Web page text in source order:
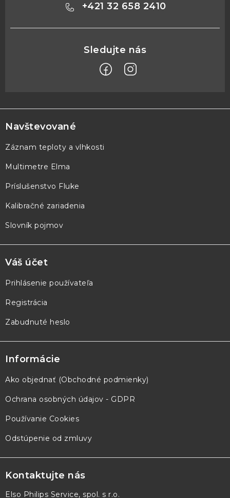
+421 32 658 2410
á
p
ä
e
Navštevované
Záznam teploty a vlhkosti
Multimetre Elma
Príslušenstvo Fluke
Kalibračné zariadenia
Slovník pojmov
Váš účet
Prihlásenie používateľa
Registrácia
Zabudnuté heslo
Informácie
Ako objednať (Obchodné podmienky)
Ochrana osobných údajov - GDPR
Používanie Cookies
Odstúpenie od zmluvy
Kontaktujte nás
Elso Philips Service, spol. s r.o.